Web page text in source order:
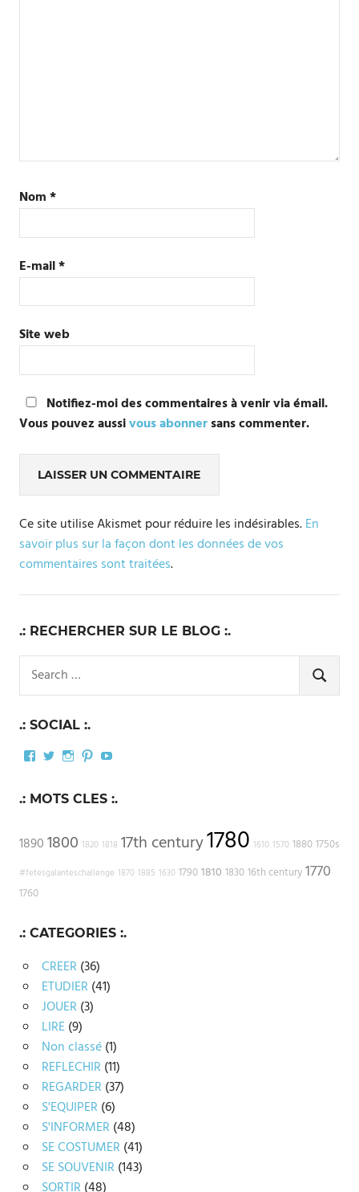
Nom*
E-mail*
Site web
Notifiez-moi des commentaires à venir via émail.
Vous pouvez aussivous abonnersans commenter.
Ce site utilise Akismet pour réduire les indésirables.En
savoir plus sur la façon dont les données de vos
commentaires sont traitées.
.: RECHERCHER SUR LE BLOG :.
for:
SEARCH
.: SOCIAL :.
Facebook
TwitterInstagram
PinterestYouTube
.: MOTS CLES :.
18901800 1820 1818 17th century1780 1610 1570 1880 1750s
#fetesgalanteschallenge 1870 1885 1630 1790 1810 1830 16th century 1770
1760
.: CATEGORIES :.
CREER (36)
ETUDIER (41)
JOUER (3)
LIRE(9)
Non classé(1)
REFLECHIR (11)
REGARDER (37)
S'EQUIPER (6)
S'INFORMER (48)
SE COSTUMER (41)
SE SOUVENIR (143)